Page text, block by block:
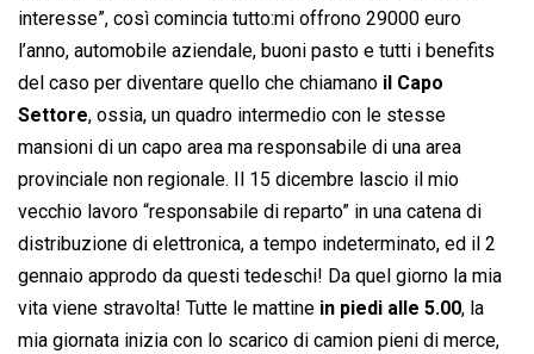
interesse”, così comincia tutto:mi offrono 29000 euro
l’anno, automobile aziendale, buoni pasto e tutti i benefits
del caso per diventare quello che chiamano il Capo
Settore, ossia, un quadro intermedio con le stesse
mansioni di un capo area ma responsabile di una area
provinciale non regionale. Il 15 dicembre lascio il mio
vecchio lavoro “responsabile di reparto” in una catena di
distribuzione di elettronica, a tempo indeterminato, ed il 2
gennaio approdo da questi tedeschi! Da quel giorno la mia
vita viene stravolta! Tutte le mattine in piedi alle 5.00, la
mia giornata inizia con lo scarico di camion pieni di merce,